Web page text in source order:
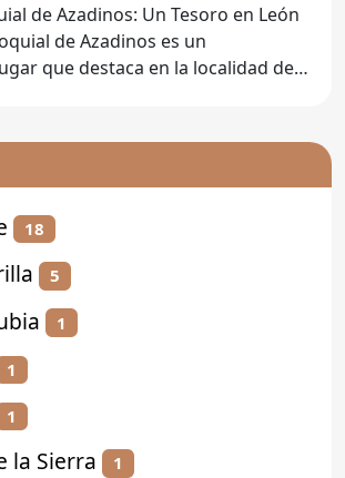
de Azadinos: Un Tesoro en León
de Azadinos es un
que destaca en la localidad de
18
5
1
1
1
la Sierra 1